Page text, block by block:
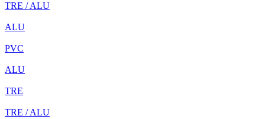
TRE / ALU
ALU
PVC
ALU
TRE
TRE / ALU